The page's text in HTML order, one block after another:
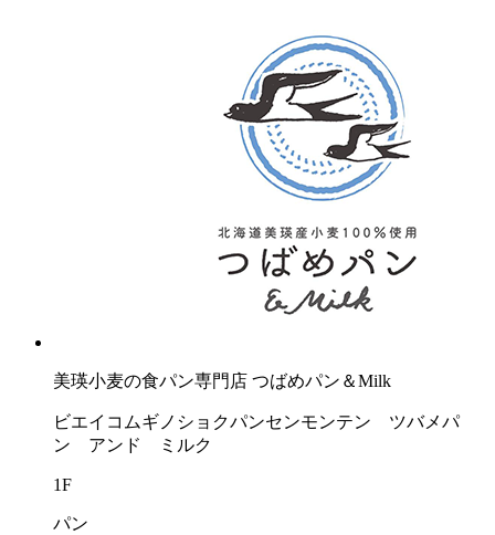
美瑛小麦の食パン専門店 つばめパン＆Milk
ビエイコムギノショクパンセンモンテン ツバメパ
ン アンド ミルク
1F
パン